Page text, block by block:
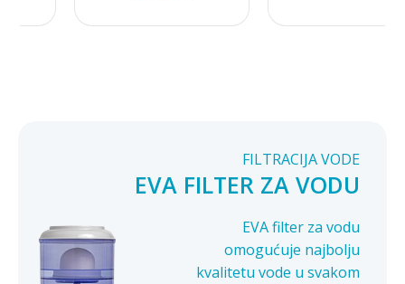
FILTRACIJA VODE
EVA FILTER ZA VODU
EVA filter za vodu
omogućuje najbolju
kvalitetu vode u svakom